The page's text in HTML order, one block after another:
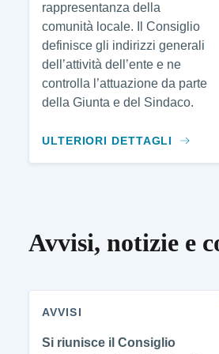
rappresentanza della
comunità locale. Il Consiglio
definisce gli indirizzi generali
dell’attività dell’ente e ne
controlla l’attuazione da parte
della Giunta e del Sindaco.
ULTERIORI DETTAGLI
Avvisi, notizie e
AVVISI
Si riunisce il Consiglio